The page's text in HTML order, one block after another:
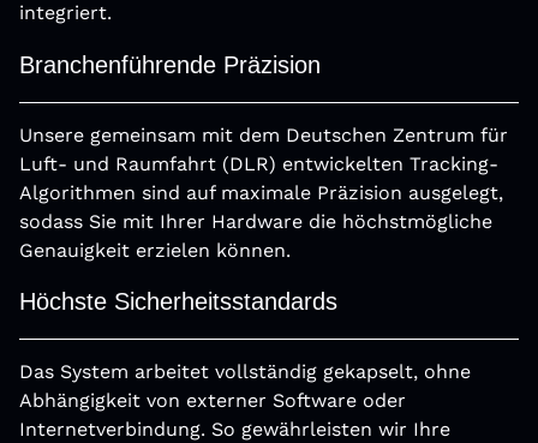
integriert.
Branchenführende Präzision
Unsere gemeinsam mit dem Deutschen Zentrum für
Luft- und Raumfahrt (DLR) entwickelten Tracking-
Algorithmen sind auf maximale Präzision ausgelegt,
sodass Sie mit Ihrer Hardware die höchstmögliche
Genauigkeit erzielen können.
Höchste Sicherheitsstandards
Das System arbeitet vollständig gekapselt, ohne
Abhängigkeit von externer Software oder
Internetverbindung. So gewährleisten wir Ihre